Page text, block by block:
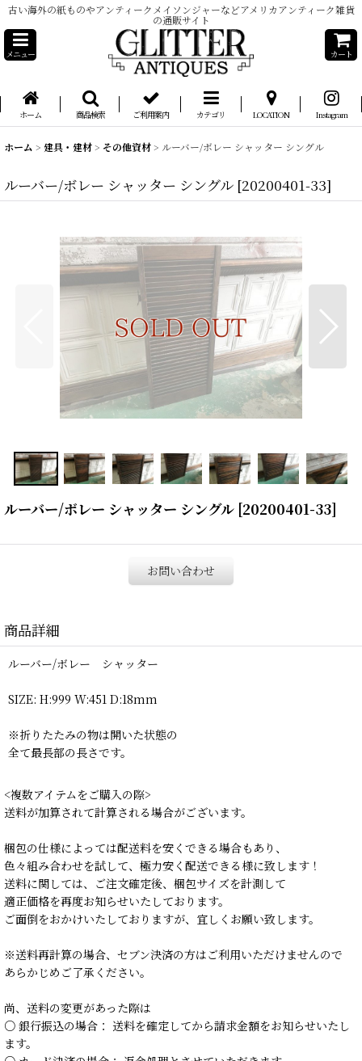
古い海外の紙ものやアンティークメイソンジャーなどアメリカアンティーク雑貨
の通販サイト
メニュー カート
ホーム 商品検索 ご利用案内 カテゴリ LOCATION Instagram
ホーム > 建具・建材> その他資材> ルーバー/ボレー シャッター シングル
ルーバー/ボレー シャッター シングル [20200401-33]
ルーバー/ボレー シャッター シングル [20200401-33]
お問い合わせ
商品詳細
ルーバー/ボレー シャッター
SIZE: H:999 W:451 D:18mm
※折りたたみの物は開いた状態の
全て最長部の長さです。
<複数アイテムをご購入の際>
送料が加算されて計算される場合がございます。
梱包の仕様によっては配送料を安くできる場合もあり、
色々組み合わせを試して、極力安く配送できる様に致します！
送料に関しては、ご注文確定後、梱包サイズを計測して
適正価格を再度お知らせいたしております。
ご面倒をおかけいたしておりますが、宜しくお願い致します。
※送料再計算の場合、セブン決済の方はご利用いただけませんので
あらかじめご了承ください。
尚、送料の変更があった際は
○ 銀行振込の場合： 送料を確定してから請求金額をお知らせいたし
ます。